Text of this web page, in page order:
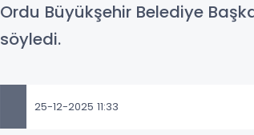
Ordu Büyükşehir Belediye
söyledi.
25-12-2025 11:33